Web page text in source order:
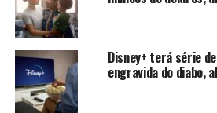
Disney+ terá série
engravida do diabo,